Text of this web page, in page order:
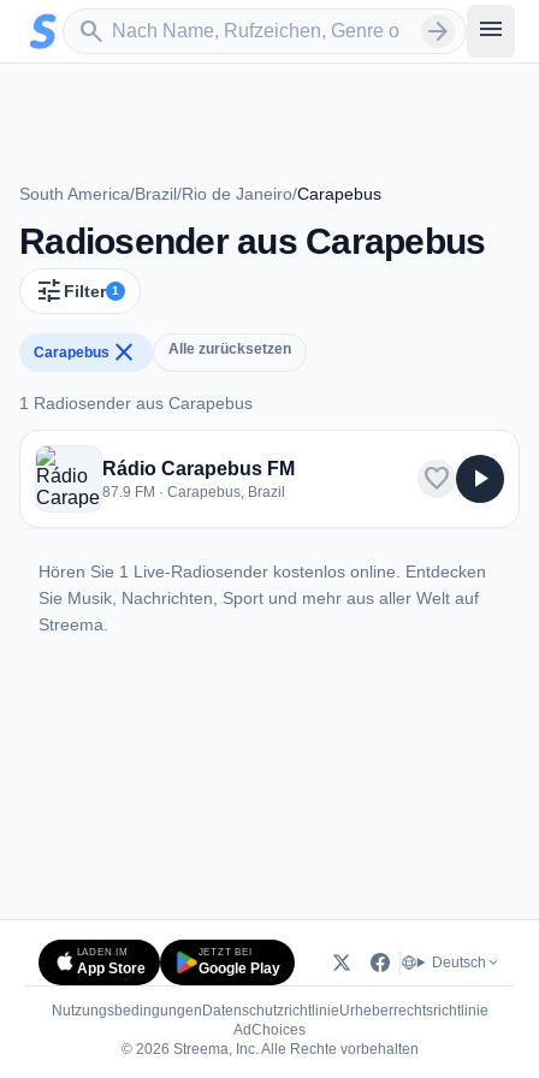
Zum Hauptinhalt springen
search
Sender suchen arrow_forward menu
South America/Brazil/Rio de Janeiro/Carapebus
Radiosender aus Carapebus
tune Filter 1
Carapebus close Alle zurücksetzen
1 Radiosender aus Carapebus
1 Radiosender aus Carapebus
Rádio Carapebus FM
87.9 FM · Carapebus, Brazil favorite play_arrow
Hören Sie 1 Live-Radiosender kostenlos online. Entdecken
Sie Musik, Nachrichten, Sport und mehr aus aller Welt auf
Streema.
LADEN IM
App Store
JETZT BEI
Google Play Deutsch
Nutzungsbedingungen DatenschutzrichtlinieUrheberrechtsrichtlinie
AdChoices(öffnet in neuem Tab)
© 2026 Streema, Inc. Alle Rechte vorbehalten